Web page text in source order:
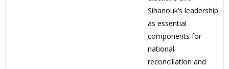
Sihanouk’s leadership
as essential
components for
national
reconciliation and